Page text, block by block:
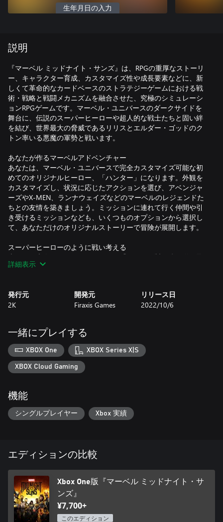
生年月日の入力
説明
『マーベル ミッドナイト・サンズ』は、RPGの重厚なストーリ
ー、キャラクター育成、カスタマイズ性や成長要素などに、新
しくて革命的なカードベースのストラテジーゲームにおける戦
術・戦略と戦闘メカニズムを融合させた、究極のシミュレーシ
ョンRPGゲームです。マーベル・ユニバースのダークサイドを
舞台に、伝説のスーパーヒーローや超人的な戦士たちと固い絆
を結び、世界最大の脅威であるリリスとエルダー・ゴッドのク
トン率いる悪魔の軍勢と戦います。
あなたが作るマーベルアドベンチャー
あなたは、マーベル・ユニバースで完全カスタマイズ可能な初
めてのオリジナルヒーロー、「ハンター」になります。外観を
カスタマイズし、状況に応じたアクションを選び、アベンジャ
ーズやX-MEN、ランナウェイズなどのマーベルのレジェンドた
ちとの友情を築きましょう。ミッションに連れて行く仲間や引
き受けるミッションなども、いくつものオプションから選択し
て、あなただけのオリジナルストーリーで冒険が展開します。
スーパーヒーローのように戦い考える
本作は、大人気ストラテジーゲーム『XCOM』製作陣が贈る最
新作。スーパーヒーローとなって考えることが求められる、魅
ローのチームを展開し、悪の勢力を阻止。更には、環境を利用
し、戦場を駆け回って完璧なショットやコンボを決め、強烈な
戦闘は、ストラテジーゲームとカードベースゲームのそれぞれ
の要素を融合させることにより、ユニークかつスリリングな体
験を実現しています。
レジェンドと共に生きる
スーパーヒーローたちがオフタイムをどのように過ごしている
探検し、強力な隠しアイテムや秘密を発見すれば、リリスやそ
の手先との戦いに活用できます。コミックや映画では見られな
い形で人気のマーベルヒーローたちと交流し、友情を築いて彼
詳細表示
発行元
2K
開発元
Firaxis Games
リリース日
2022/10/6
一緒にプレイする
XBOX One XBOX Series X|S
XBOX Cloud Gaming
機能
シングルプレイヤー Xbox 実績
エディションの比較
Xbox One版『マーベル ミッドナイト・サ
ンズ』
¥7,700+
このエディション